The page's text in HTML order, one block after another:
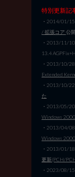
特別更新記
・2014/01/
/ 拡張コア 公開
・2013/11/10
13.4
・2013/10/28
Extended
・2013/10/22
た
・2013/05/20
Windows
・2013/04/08
Windows
・2013/01/18
更新(PCH/
・2023/08/